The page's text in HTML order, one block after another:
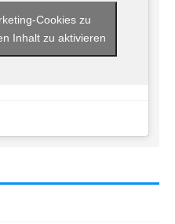
Cookies zu
Inhalt zu aktivieren